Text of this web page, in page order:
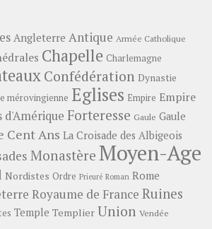
Angleterre Antique Armée Catholique
Chapelle Charlemagne
Confédération Dynastie
mérovingienne Eglises Empire Empire
d'Amérique Forteresse Gaule Gaule
Cent Ans La Croisade des Albigeois
Monastère Moyen-Age
Nordistes Ordre Prieuré Roman Rome
Royaume de France Ruines
Temple Templier Union Vendée